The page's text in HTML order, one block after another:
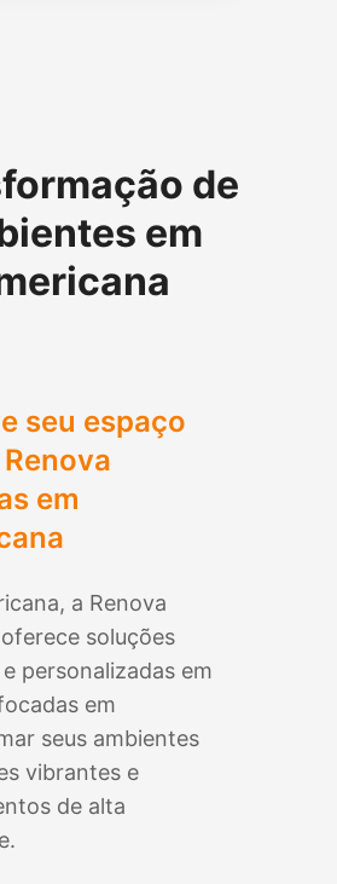
de
em
seu espaço
em
, a Renova
soluções
personalizadas em
em
seus ambientes
vibrantes e
de alta